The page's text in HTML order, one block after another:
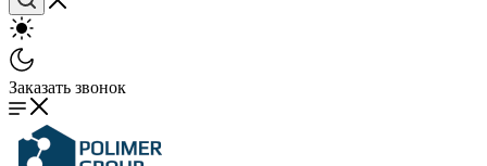
Заказать звонок